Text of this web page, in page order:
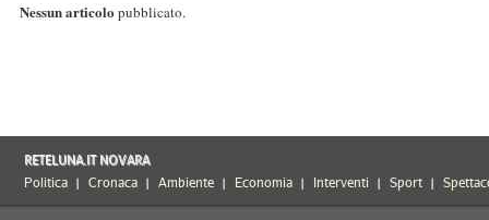
Nessun articolo pubblicato.